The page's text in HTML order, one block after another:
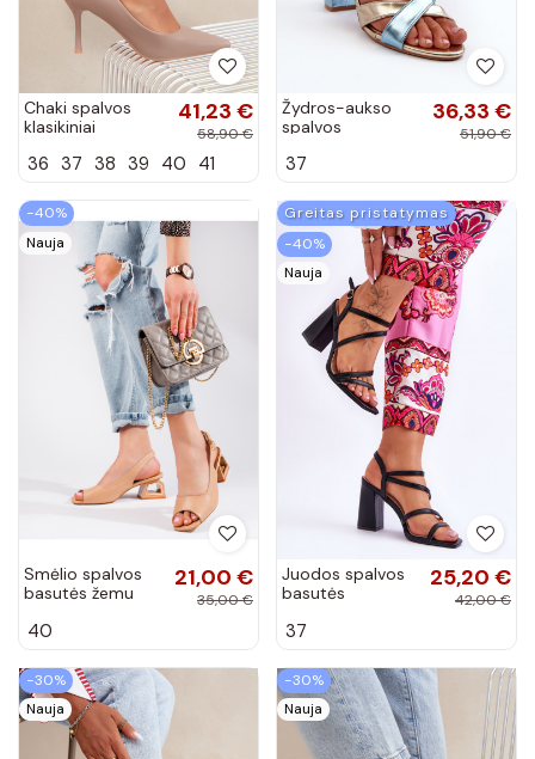
Chaki spalvos
klasikiniai
bateliai iš
Nesha
41,23 €
58,90 €
36 37 38 39 40 41
Žydros-aukso
spalvos
aukštakulnės
dirbtinės odos su
įrašu Abilica
36,33 €
51,90 €
37
−40%
Nauja
Smėlio spalvos
basutės žemu
21,00 €
35,00 €
40
Greitas pristatymas
−40%
Nauja
Juodos spalvos
basutės
kulniukais
25,20 €
42,00 €
37
−30%
Nauja
−30%
Nauja